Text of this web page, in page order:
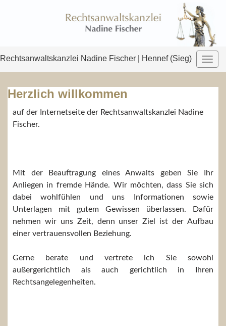
Rechtsanwaltskanzlei Nadine Fischer | Hennef (Sieg)
Herzlich willkommen
auf der Internetseite der Rechtsanwaltskanzlei Nadine
Fischer.
Mit der Beauftragung eines Anwalts geben Sie Ihr
Anliegen in fremde Hände. Wir möchten, dass Sie sich
dabei wohlfühlen und uns Informationen sowie
Unterlagen mit gutem Gewissen überlassen. Dafür
nehmen wir uns Zeit, denn unser Ziel ist der Aufbau
einer vertrauensvollen Beziehung.
Gerne berate und vertrete ich Sie sowohl
außergerichtlich als auch gerichtlich in Ihren
Rechtsangelegenheiten.